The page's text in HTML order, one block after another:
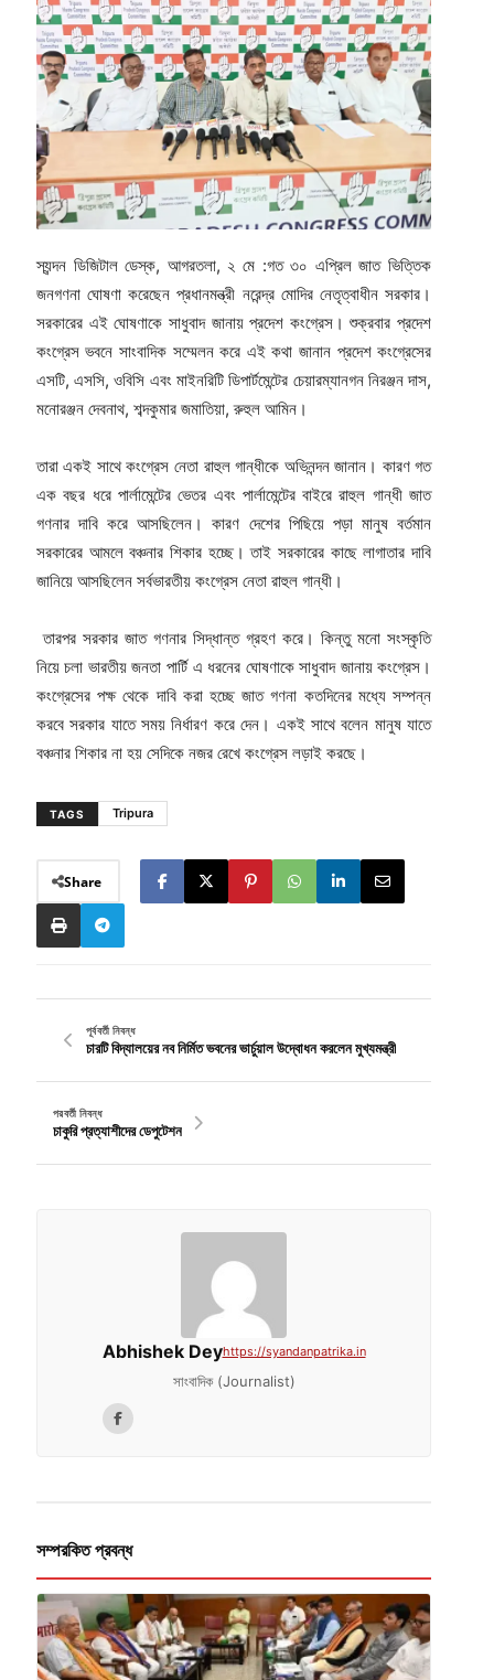
স্যন্দন ডিজিটাল ডেস্ক, আগরতলা, ২ মে :গত ৩০ এপ্রিল জাত ভিত্তিক
জনগণনা ঘোষণা করেছেন প্রধানমন্ত্রী নরেন্দ্র মোদির নেতৃত্বাধীন সরকার।
সরকারের এই ঘোষণাকে সাধুবাদ জানায় প্রদেশ কংগ্রেস। শুক্রবার প্রদেশ
কংগ্রেস ভবনে সাংবাদিক সম্মেলন করে এই কথা জানান প্রদেশ কংগ্রেসের
এসটি, এসসি, ওবিসি এবং মাইনরিটি ডিপার্টমেন্টের চেয়ারম্যানগন নিরঞ্জন দাস,
মনোরঞ্জন দেবনাথ, শব্দকুমার জমাতিয়া, রুহুল আমিন।
তারা একই সাথে কংগ্রেস নেতা রাহুল গান্ধীকে অভিনন্দন জানান। কারণ গত
এক বছর ধরে পার্লামেন্টের ভেতর এবং পার্লামেন্টের বাইরে রাহুল গান্ধী জাত
গণনার দাবি করে আসছিলেন। কারণ দেশের পিছিয়ে পড়া মানুষ বর্তমান
সরকারের আমলে বঞ্চনার শিকার হচ্ছে। তাই সরকারের কাছে লাগাতার দাবি
জানিয়ে আসছিলেন সর্বভারতীয় কংগ্রেস নেতা রাহুল গান্ধী।
তারপর সরকার জাত গণনার সিদ্ধান্ত গ্রহণ করে। কিন্তু মনো সংস্কৃতি
নিয়ে চলা ভারতীয় জনতা পার্টি এ ধরনের ঘোষণাকে সাধুবাদ জানায় কংগ্রেস।
কংগ্রেসের পক্ষ থেকে দাবি করা হচ্ছে জাত গণনা কতদিনের মধ্যে সম্পন্ন
করবে সরকার যাতে সময় নির্ধারণ করে দেন। একই সাথে বলেন মানুষ যাতে
বঞ্চনার শিকার না হয় সেদিকে নজর রেখে কংগ্রেস লড়াই করছে।
TAGS Tripura
Share
পূর্ববর্তী নিবন্ধ
চারটি বিদ্যালয়ের নব নির্মিত ভবনের ভার্চুয়াল উদ্বোধন করলেন মুখ্যমন্ত্রী
পরবর্তী নিবন্ধ
চাকুরি প্রত্যাশীদের ডেপুটেশন
Abhishek Deyhttps://syandanpatrika.in
সাংবাদিক (Journalist)
সম্পরকিত প্রবন্ধ